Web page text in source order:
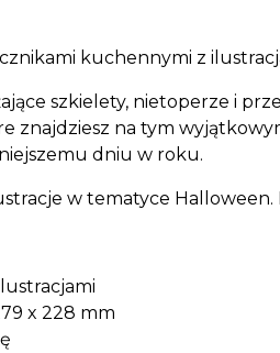
kuchennymi z
szkielety, nietoperze i
znajdziesz na tym
dniu w roku.
w tematyce Halloween.
x 228 mm